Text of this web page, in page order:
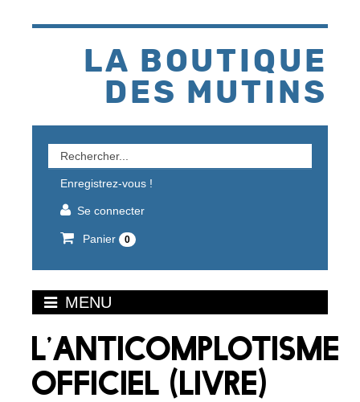
LA BOUTIQUE
DES MUTINS
Rechercher
un
produit
Enregistrez-vous !
Se connecter
Panier 0
MENU
L’ANTICOMPLOTISME
OFFICIEL (LIVRE)